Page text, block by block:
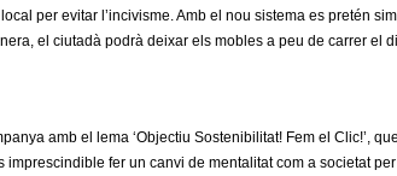
per evitar l’incivisme. Amb el nou sistema es pretén
el ciutadà podrà deixar els mobles a peu de carrer el
amb el lema ‘Objectiu Sostenibilitat! Fem el Clic!’,
fer un canvi de mentalitat com a societat